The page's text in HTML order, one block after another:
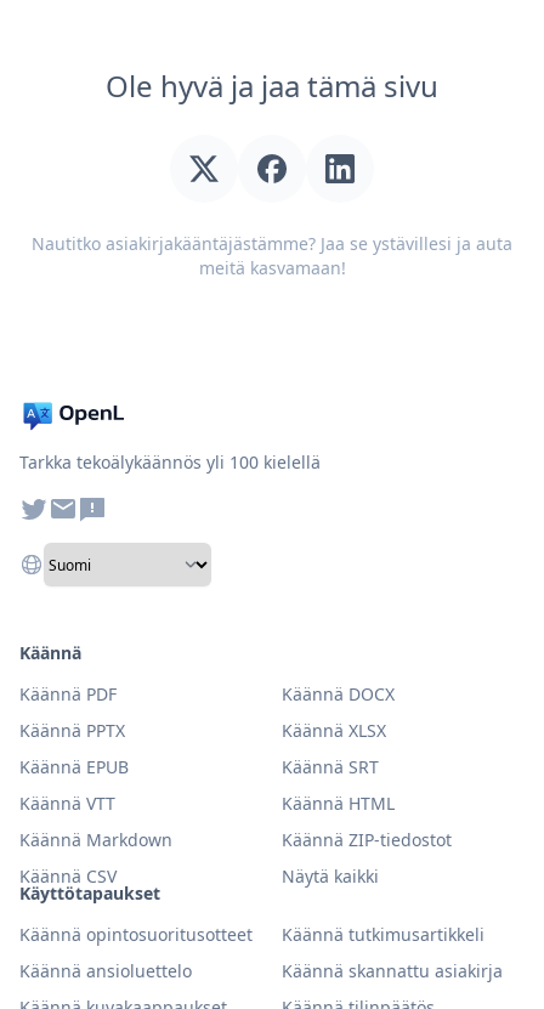
Ole hyvä ja jaa tämä sivu
Nautitko asiakirjakääntäjästämme? Jaa se ystävillesi ja auta
meitä kasvamaan!
Tarkka tekoälykäännös yli 100 kielellä
Käyttötapaukset
Käännä opintosuoritusotteet
Käännä tutkimusartikkeli
Käännä ansioluettelo
Käännä skannattu asiakirja
Käännä
Käännä PDF
Käännä DOCX
Käännä PPTX
Käännä XLSX
Käännä EPUB
Käännä SRT
Käännä VTT
Käännä HTML
Käännä Markdown
Käännä ZIP-tiedostot
Käännä CSV
Näytä kaikki